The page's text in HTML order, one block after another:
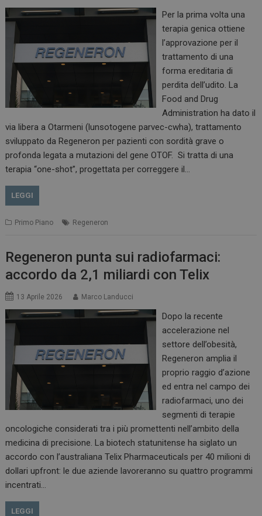
Per la prima volta una
terapia genica ottiene
l’approvazione per il
trattamento di una
forma ereditaria di
perdita dell’udito. La
Food and Drug
Administration ha dato il
via libera a Otarmeni (lunsotogene parvec-cwha), trattamento
sviluppato da Regeneron per pazienti con sordità grave o
profonda legata a mutazioni del gene OTOF. Si tratta di una
terapia “one-shot”, progettata per correggere il…
LEGGI
Primo Piano Regeneron
Regeneron punta sui radiofarmaci:
accordo da 2,1 miliardi con Telix
13 Aprile 2026 Marco Landucci
Dopo la recente
accelerazione nel
settore dell’obesità,
Regeneron amplia il
proprio raggio d’azione
ed entra nel campo dei
radiofarmaci, uno dei
segmenti di terapie
oncologiche considerati tra i più promettenti nell’ambito della
medicina di precisione. La biotech statunitense ha siglato un
accordo con l’australiana Telix Pharmaceuticals per 40 milioni di
dollari upfront: le due aziende lavoreranno su quattro programmi
incentrati…
LEGGI